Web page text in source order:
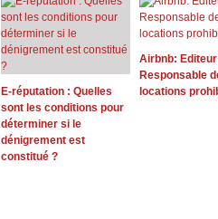
E-réputation : Quelles
sont les conditions pour
déterminer si le
dénigrement est
constitué ?
Airbnb:
Responsable
locations